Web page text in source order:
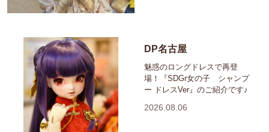
DP名古屋
魅惑のロングドレスで再登
場！『SDGr女の子 シャンプ
ー ドレスVer』のご紹介です♪
2026.08.06